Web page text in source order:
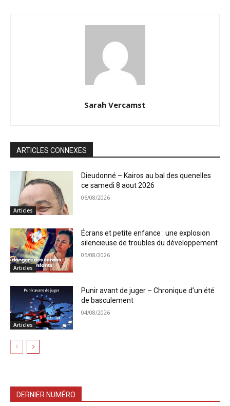
Sarah Vercamst
ARTICLES CONNEXES
Articles
Dieudonné – Kairos au bal des quenelles
ce samedi 8 aout 2026
06/08/2026
Articles
Écrans et petite enfance : une explosion
silencieuse de troubles du développement
05/08/2026
Articles
Punir avant de juger – Chronique d’un été
de basculement
04/08/2026
DERNIER NUMÉRO